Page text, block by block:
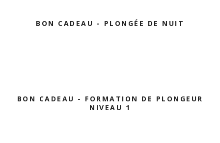
BON CADEAU - PLONGÉE DE NUIT
BON CADEAU - FORMATION DE PLONGEUR
NIVEAU 1